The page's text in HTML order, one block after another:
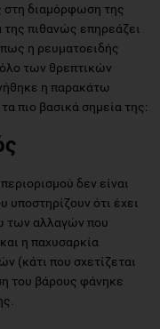
στη διαμόρφωση της
πιθανώς επηρεάζει
η ρευματοειδής
των θρεπτικών
η παρακάτω
πιο βασικά σημεία της:
δεν είναι
ότι έχει
των αλλαγών που
η παχυσαρκία
(κάτι που σχετίζεται
του βάρους φάνηκε